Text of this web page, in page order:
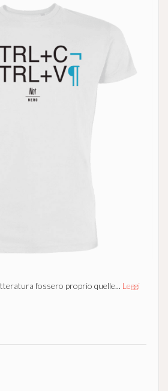
fossero proprio quelle... Leggi